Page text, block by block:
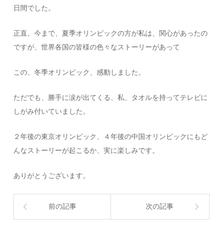
日間でした。
正直、今まで、夏季オリンピックの方が私は、関心があったの
ですが、世界各国の皆様の色々なストーリーがあって
この、冬季オリンピック、感動しました。
ただでも、勝手に涙が出てくる、私、タオルを持ってテレビに
しがみ付いていました。
２年後の東京オリンピック、４年後の中国オリンピックにもど
んなストーリーが起こるか、実に楽しみです。
ありがとうございます。
前の記事 次の記事